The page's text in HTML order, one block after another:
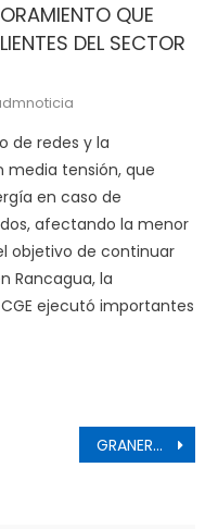
QUE
DEL SECTOR
de redes y la
media tensión, que
en caso de
afectando la menor
objetivo de continuar
Rancagua, la
ejecutó importantes
GRANEROS: OPERATIVO CONJUNTO DE SEGURIDAD MUNICIPAL Y CARABINEROS PERMITE FRUSTRAR ASALTO A SERVICENTRO EN RUTA 5 SUR